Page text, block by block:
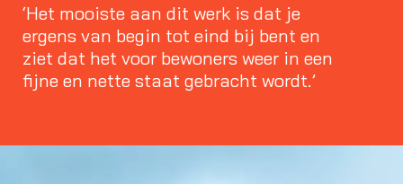
‘Het mooiste aan dit werk is dat je
ergens van begin tot eind bij bent en
ziet dat het voor bewoners weer in een
fijne en nette staat gebracht wordt.’